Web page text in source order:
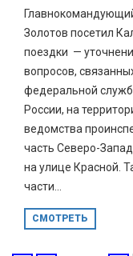
Золотов посетил
поездки —
вопросов,
федеральной
России, на
ведомства
часть Северо-
на улице Красной.
части...
СМОТРЕТЬ